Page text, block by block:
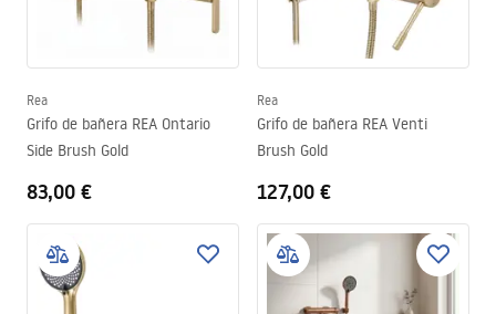
Rea
Grifo de bañera REA Ontario
Side Brush Gold
83,00 €
Rea
Grifo de bañera REA Venti
Brush Gold
127,00 €